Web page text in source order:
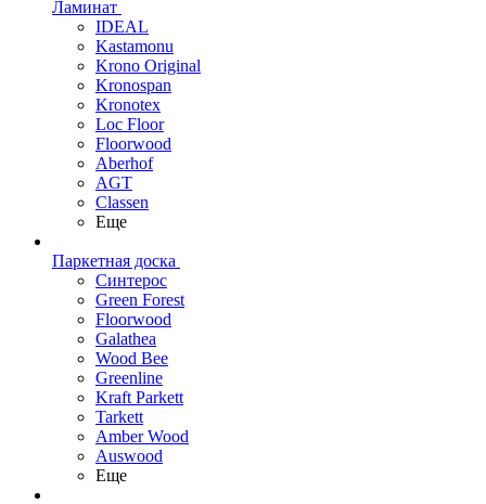
Ламинат
IDEAL
Kastamonu
Krono Original
Kronospan
Kronotex
Loc Floor
Floorwood
Aberhof
AGT
Classen
Еще
Паркетная доска
Синтерос
Green Forest
Floorwood
Galathea
Wood Bee
Greenline
Kraft Parkett
Tarkett
Amber Wood
Auswood
Еще